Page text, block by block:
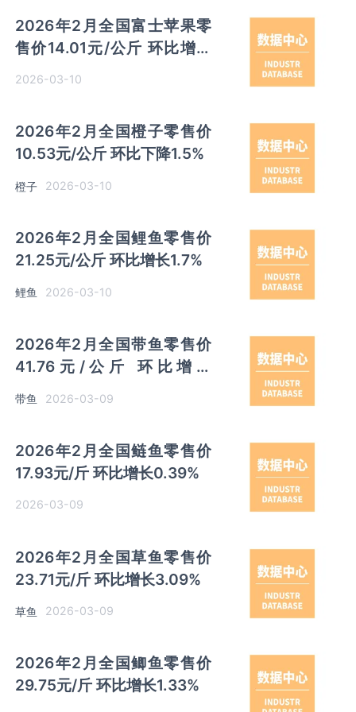
2026年2月全国富士苹果零
售价14.01元/公斤 环比增长
2026-03-10
2026年2月全国橙子零售价
10.53元/公斤 环比下降1.5%
橙子 2026-03-10
2026年2月全国鲤鱼零售价
21.25元/公斤 环比增长1.7%
鲤鱼 2026-03-10
2026年2月全国带鱼零售价
41.76元/公斤 环比增长
0.94%
带鱼 2026-03-09
2026年2月全国鲢鱼零售价
17.93元/斤 环比增长0.39%
2026-03-09
2026年2月全国草鱼零售价
23.71元/斤 环比增长3.09%
草鱼 2026-03-09
2026年2月全国鲫鱼零售价
29.75元/斤 环比增长1.33%